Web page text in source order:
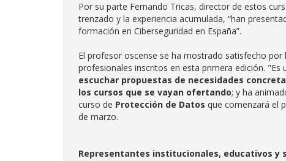
Por su parte Fernando Tricas, director de estos
trenzado y la experiencia acumulada, “han
formación en Ciberseguridad en España”.
El profesor oscense se ha mostrado satisfecho
profesionales inscritos en esta primera edición.
escuchar propuestas de necesidades
los cursos que se vayan ofertando; y ha
curso de Protección de Datos que comenzará el
de marzo.
Representantes institucionales, educativos y